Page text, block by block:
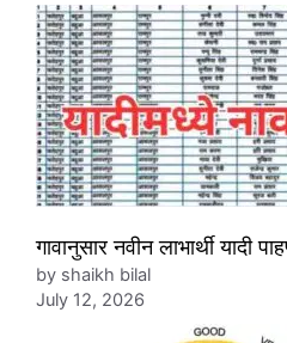
गावानुसार नवीन लाभार्थी यादी
by shaikh bilal
July 12, 2026